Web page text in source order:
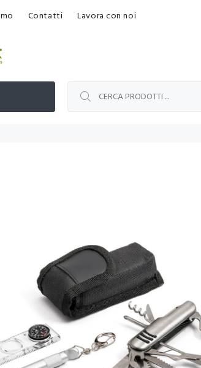
Contatti Lavora con noi